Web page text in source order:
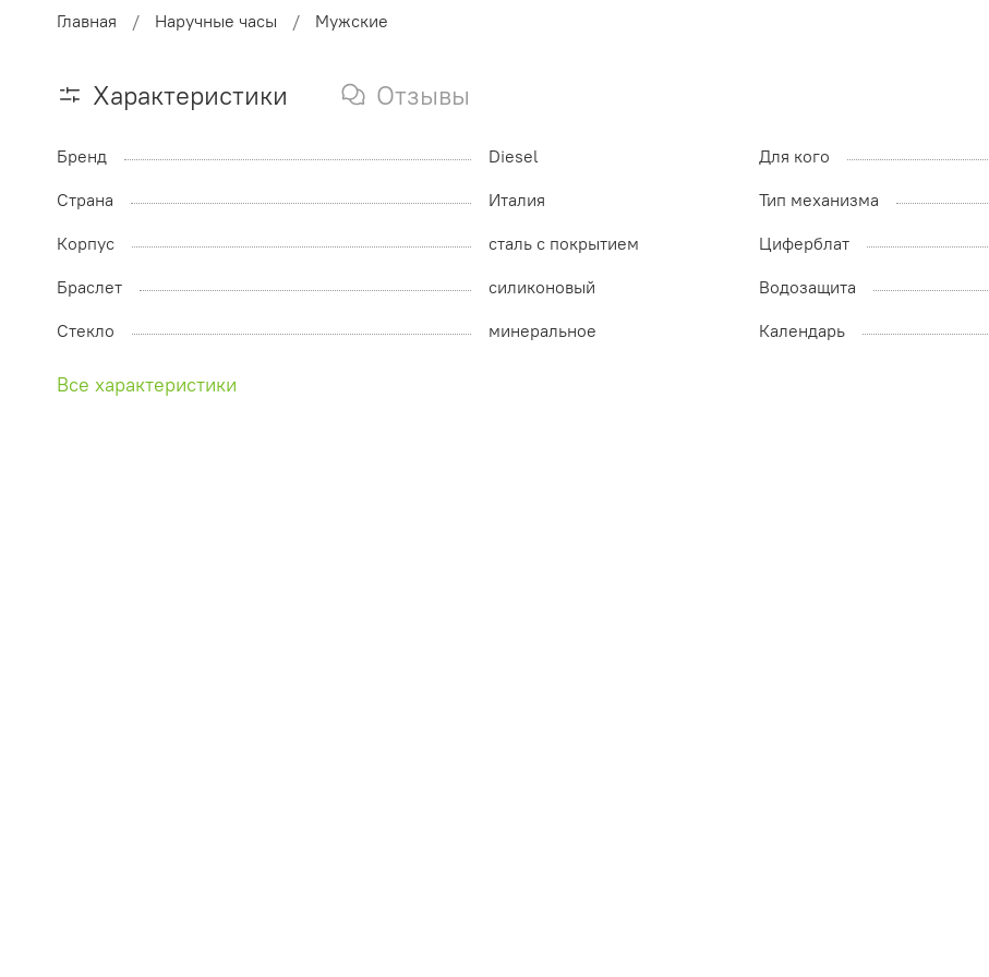
Главная Наручные часы Мужские
Характеристики Отзывы
Бренд Diesel Для кого
Страна
Италия Тип механизма
Корпус
сталь с покрытием Циферблат
Браслет
силиконовый Водозащита
Стекло
минеральное Календарь
Все характеристики